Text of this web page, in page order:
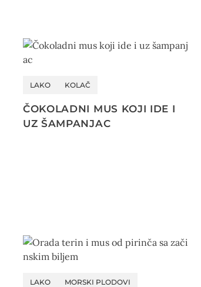
LAKO KOLAČ
ČOKOLADNI MUS KOJI IDE I
UZ ŠAMPANJAC
LAKO MORSKI PLODOVI